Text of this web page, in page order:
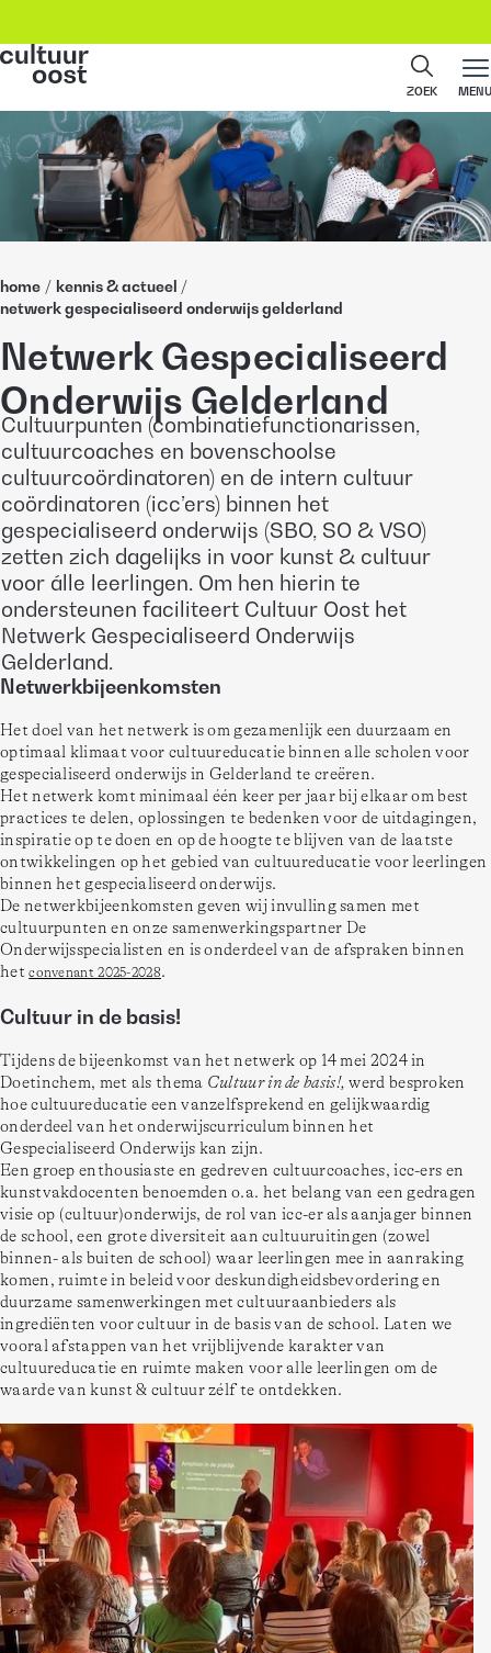
ZOEK MENU
home / kennis & actueel /
netwerk gespecialiseerd onderwijs gelderland
Netwerk Gespecialiseerd
Onderwijs Gelderland
Cultuurpunten (combinatiefunctionarissen,
cultuurcoaches en bovenschoolse
cultuurcoördinatoren) en de intern cultuur
coördinatoren (icc’ers) binnen het
gespecialiseerd onderwijs (SBO, SO & VSO)
zetten zich dagelijks in voor kunst & cultuur
voor álle leerlingen. Om hen hierin te
ondersteunen faciliteert Cultuur Oost het
Netwerk Gespecialiseerd Onderwijs
Gelderland.
Netwerkbijeenkomsten
Het doel van het netwerk is om gezamenlijk een duurzaam en
optimaal klimaat voor cultuureducatie binnen alle scholen voor
gespecialiseerd onderwijs in Gelderland te creëren.
Het netwerk komt minimaal één keer per jaar bij elkaar om best
practices te delen, oplossingen te bedenken voor de uitdagingen,
inspiratie op te doen en op de hoogte te blijven van de laatste
ontwikkelingen op het gebied van cultuureducatie voor leerlingen
binnen het gespecialiseerd onderwijs.
De netwerkbijeenkomsten geven wij invulling samen met
cultuurpunten en onze samenwerkingspartner De
Onderwijsspecialisten en is onderdeel van de afspraken binnen
het convenant 2025-2028.
Cultuur in de basis!
Tijdens de bijeenkomst van het netwerk op 14 mei 2024 in
Doetinchem, met als thema Cultuur in de basis!, werd besproken
hoe cultuureducatie een vanzelfsprekend en gelijkwaardig
onderdeel van het onderwijscurriculum binnen het
Gespecialiseerd Onderwijs kan zijn.
Een groep enthousiaste en gedreven cultuurcoaches, icc-ers en
kunstvakdocenten benoemden o.a. het belang van een gedragen
visie op (cultuur)onderwijs, de rol van icc-er als aanjager binnen
de school, een grote diversiteit aan cultuuruitingen (zowel
binnen- als buiten de school) waar leerlingen mee in aanraking
komen, ruimte in beleid voor deskundigheidsbevordering en
duurzame samenwerkingen met cultuuraanbieders als
ingrediënten voor cultuur in de basis van de school. Laten we
vooral afstappen van het vrijblijvende karakter van
cultuureducatie en ruimte maken voor alle leerlingen om de
waarde van kunst & cultuur zélf te ontdekken.